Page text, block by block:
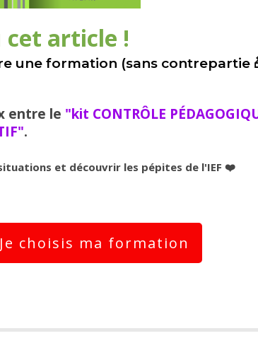
article !
une formation (sans contrepartie
entre le "kit CONTRÔLE
.
et découvrir les pépites de l'IEF ❤️
Je choisis ma formation